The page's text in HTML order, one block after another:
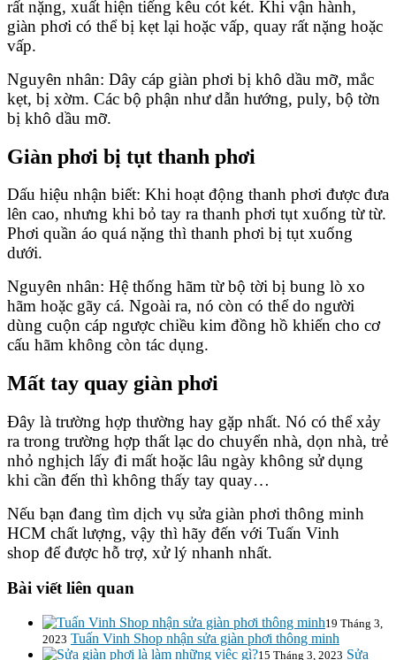
rất nặng, xuất hiện tiếng kêu cót két. Khi vận hành,
giàn phơi có thể bị kẹt lại hoặc vấp, quay rất nặng hoặc
vấp.
Nguyên nhân: Dây cáp giàn phơi bị khô dầu mỡ, mắc
kẹt, bị xờm. Các bộ phận như dẫn hướng, puly, bộ tờn
bị khô dầu mỡ.
Giàn phơi bị tụt thanh phơi
Dấu hiệu nhận biết: Khi hoạt động thanh phơi được đưa
lên cao, nhưng khi bỏ tay ra thanh phơi tụt xuống từ từ.
Phơi quần áo quá nặng thì thanh phơi bị tụt xuống
dưới.
Nguyên nhân: Hệ thống hãm từ bộ tời bị bung lò xo
hãm hoặc gãy cá. Ngoài ra, nó còn có thể do người
dùng cuộn cáp ngược chiều kim đồng hồ khiến cho cơ
cấu hãm không còn tác dụng.
Mất tay quay giàn phơi
Đây là trường hợp thường hay gặp nhất. Nó có thể xảy
ra trong trường hợp thất lạc do chuyển nhà, dọn nhà, trẻ
nhỏ nghịch lấy đi mất hoặc lâu ngày không sử dụng
khi cần đến thì không thấy tay quay…
Nếu bạn đang tìm dịch vụ sửa giàn phơi thông minh
HCM chất lượng, vậy thì hãy đến với Tuấn Vinh
shop để được hỗ trợ, xử lý nhanh nhất.
Bài viết liên quan
19 Tháng 3,
2023 Tuấn Vinh Shop nhận sửa giàn phơi thông minh
15 Tháng 3, 2023 Sửa